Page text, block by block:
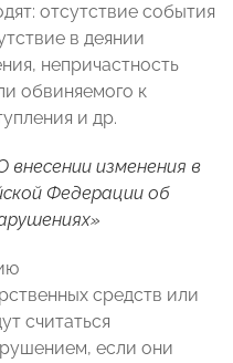
отсутствие события
в деянии
непричастность
обвиняемого к
и др.
внесении изменения в
Федерации об
средств или
считаться
если они